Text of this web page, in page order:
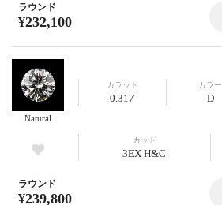
ラウンド
¥232,100
Natural
カラット
0.317
カラー
D
カット
3EX H&C
ラウンド
¥239,800